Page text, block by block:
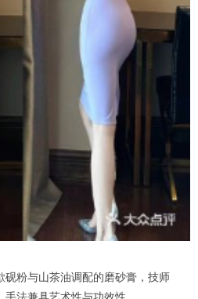
粉与山茶油调配的磨砂膏，技师